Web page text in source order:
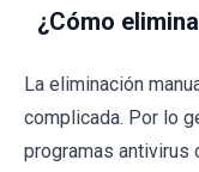
¿Cómo
La eliminación
complicada. Por lo
programas antivirus